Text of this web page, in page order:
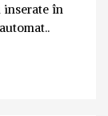
inserate în